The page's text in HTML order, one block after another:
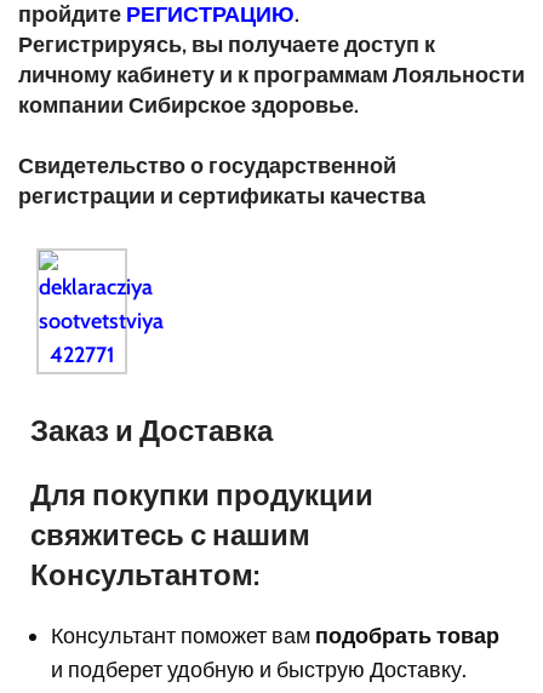
пройдите РЕГИСТРАЦИЮ.
Регистрируясь, вы получаете доступ к
личному кабинету и к программам Лояльности
компании Сибирское здоровье.
Свидетельство о государственной
регистрации и сертификаты качества
Заказ и Доставка
Для покупки продукции
свяжитесь с нашим
Консультантом:
Консультант поможет вам подобрать товар
и подберет удобную и быструю Доставку.